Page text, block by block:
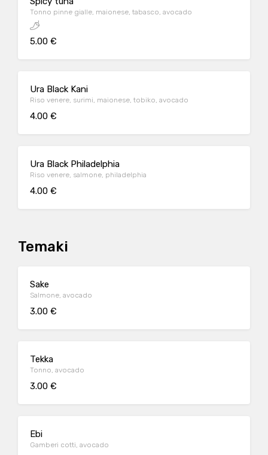
Tonno pinne gialle, maionese, tabasco, avocado
5.00 €
Ura Black Kani
Riso venere, surimi, maionese, tobiko, avocado
4.00 €
Ura Black Philadelphia
Riso venere, salmone, philadelphia
4.00 €
Temaki
Sake
Salmone, avocado
3.00 €
Tekka
Tonno, avocado
3.00 €
Ebi
Gamberi cotti, avocado